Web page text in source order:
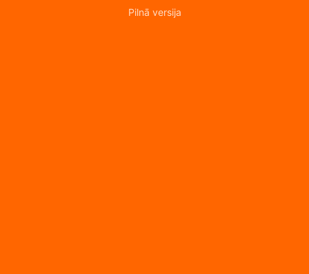
Pilnā versija